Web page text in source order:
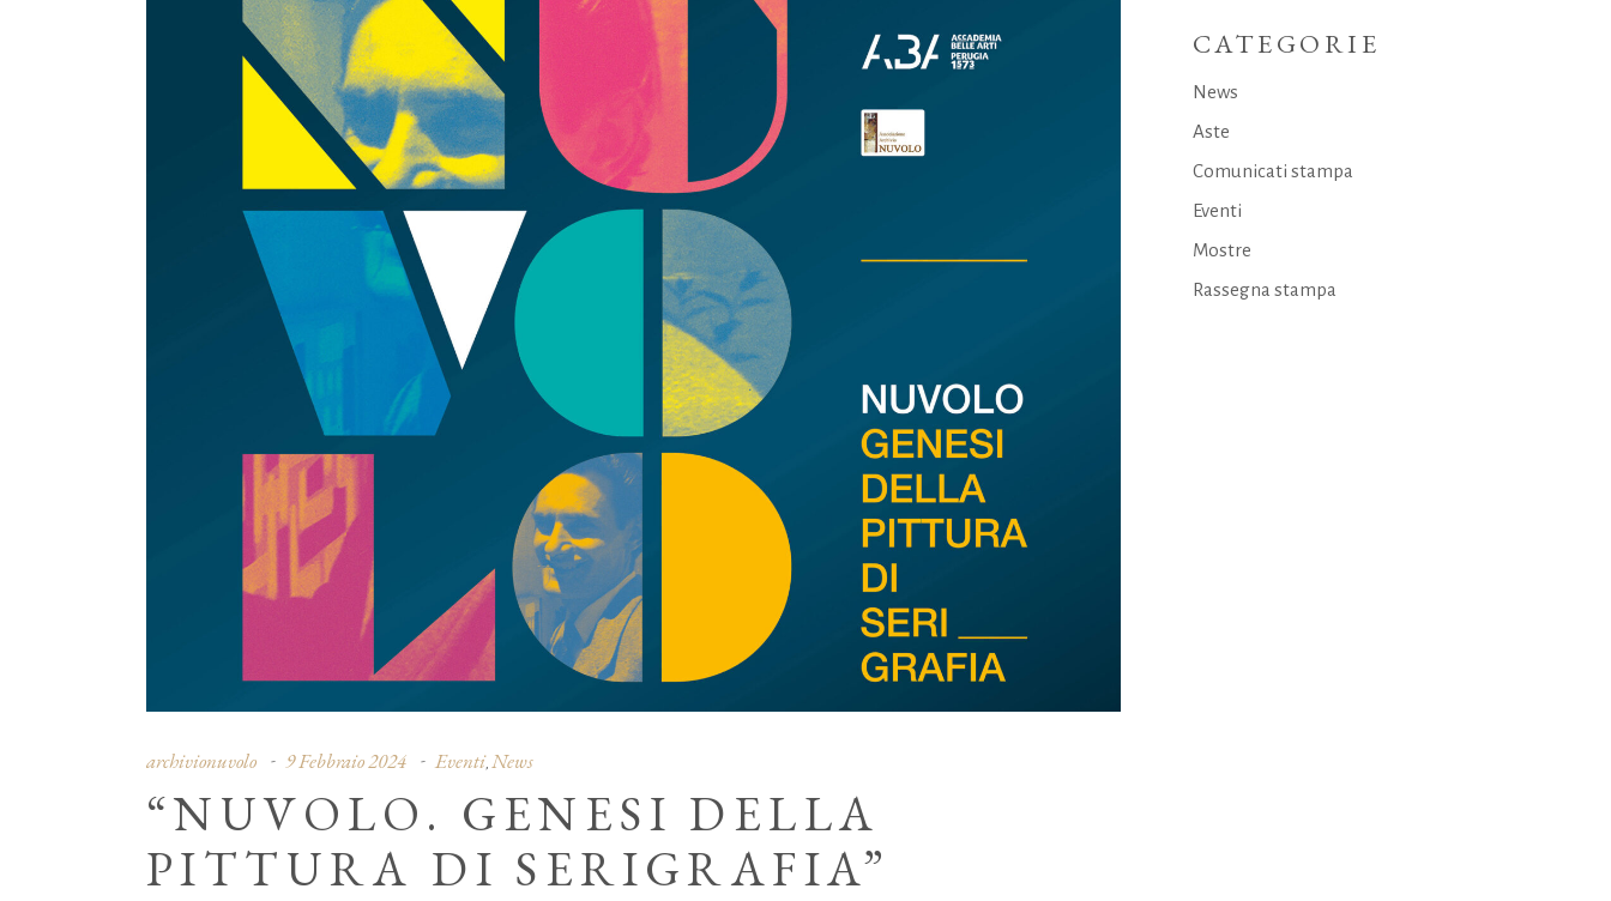
archivionuvolo 9 Febbraio 2024 Eventi, News
“NUVOLO. GENESI DELLA
PITTURA DI SERIGRAFIA”
CATEGORIE
News
Aste
Comunicati stampa
Eventi
Mostre
Rassegna stampa